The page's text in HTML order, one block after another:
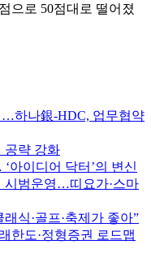
으로 50점대로 떨어졌
하나銀-HDC, 업무협약
공략 강화
아이디어 닥터’의 변신
시범운영…띠요가·스마
식·골프·축제가 좋아”
한도·정형증권 로드맵